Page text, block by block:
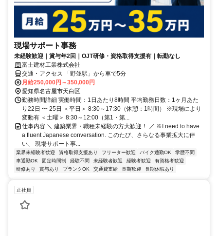
現場サポート事務
未経験歓迎｜賞与年2回｜OJT研修・資格取得支援有｜転勤なし
富士建材工業株式会社
交通・アクセス 「野並駅」から車で5分
月給250,000円～350,000円
愛知県名古屋市天白区
勤務時間詳細 実働時間：1日あたり8時間 平均勤務日数：1ヶ月あた
り22日 〜 25日 ＜平日＞ 8:30～17:30（休憩：1時間） ※現場により
変動有 ＜土曜＞ 8:30～12:00（第1・第...
仕事内容 ＼ 建築業界・職種未経験の方大歓迎！ ／ ※I need to have
a fluent Japanese conversation. このたび、さらなる事業拡大に伴
い、 現場サポート事...
業界未経験者歓迎 資格取得支援あり フリーター歓迎 バイク通勤OK
学歴不問
車通勤OK
固定時間制 経験不問 未経験者歓迎 経験者歓迎
有資格者歓迎
研修あり
賞与あり ブランクOK 交通費支給 長期歓迎 長期休暇あり
正社員